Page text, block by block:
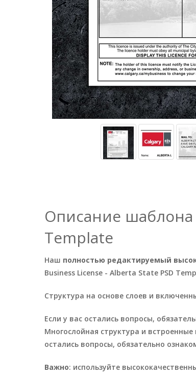
Описание шаблона
Template
Наш полностью редактируемый
Business License - Alberta State PSD
Структура на основе слоев и
Если у вас остались вопросы,
Многослойная структура и
остались вопросы, обязательно
Важно: используйте